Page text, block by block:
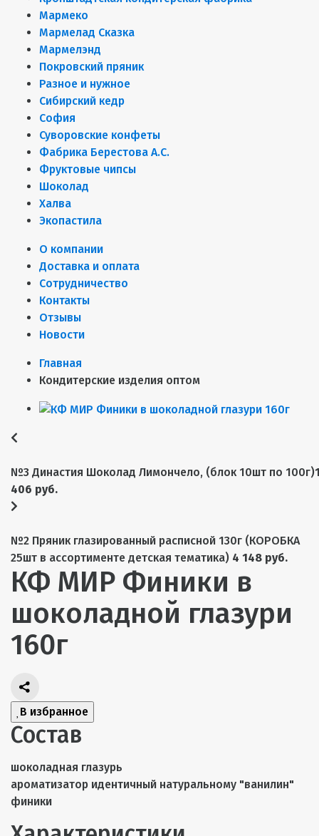
Мармеко
Мармелад Сказка
Мармелэнд
Покровский пряник
Разное и нужное
Сибирский кедр
София
Суворовские конфеты
Фабрика Берестова А.С.
Фруктовые чипсы
Шоколад
Халва
Экопастила
О компании
Доставка и оплата
Сотрудничество
Контакты
Отзывы
Новости
Главная
Кондитерские изделия оптом
№3 Династия Шоколад Лимончело, (блок 10шт по 100г)
406 руб.
№2 Пряник глазированный расписной 130г (КОРОБКА
25шт в ассортименте детская тематика) 4 148 руб.
КФ МИР Финики в
шоколадной глазури
160г
В избранное
Состав
шоколадная глазурь
ароматизатор идентичный натуральному "ванилин"
финики